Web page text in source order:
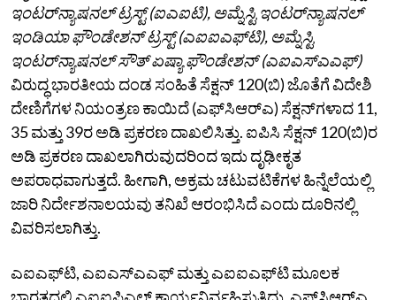
ಇಂಟರ್‌ನ್ಯಾಷನಲ್‌ ಟ್ರಸ್ಟ್‌ (ಐಎಐಟಿ), ಅಮ್ನೆಸ್ಟಿ ಇಂಟರ್‌ನ್ಯಾಷನಲ್‌
ಇಂಡಿಯಾ ಫೌಂಡೇಶನ್‌ ಟ್ರಸ್ಟ್‌ (ಎಐಐಎಫ್‌ಟಿ), ಅಮ್ನೆಸ್ಟಿ
ಇಂಟರ್‌ನ್ಯಾಷನಲ್‌ ಸೌತ್‌ ಏಷ್ಯಾ ಫೌಂಡೇಶನ್‌ (ಎಐಎಸ್‌ಎಎಫ್‌)
ವಿರುದ್ಧ ಭಾರತೀಯ ದಂಡ ಸಂಹಿತೆ ಸೆಕ್ಷನ್‌ 120(ಬಿ) ಜೊತೆಗೆ ವಿದೇಶಿ
ದೇಣಿಗೆಗಳ ನಿಯಂತ್ರಣ ಕಾಯಿದೆ (ಎಫ್‌ಸಿಆರ್‌ಎ) ಸೆಕ್ಷನ್‌ಗಳಾದ 11,
35 ಮತ್ತು 39ರ ಅಡಿ ಪ್ರಕರಣ ದಾಖಲಿಸಿತ್ತು. ಐಪಿಸಿ ಸೆಕ್ಷನ್‌ 120(ಬಿ)ರ
ಅಡಿ ಪ್ರಕರಣ ದಾಖಲಾಗಿರುವುದರಿಂದ ಇದು ದೃಢೀಕೃತ
ಅಪರಾಧವಾಗುತ್ತದೆ. ಹೀಗಾಗಿ, ಅಕ್ರಮ ಚಟುವಟಿಕೆಗಳ ಹಿನ್ನೆಲೆಯಲ್ಲಿ
ಜಾರಿ ನಿರ್ದೇಶನಾಲಯವು ತನಿಖೆ ಆರಂಭಿಸಿದೆ ಎಂದು ದೂರಿನಲ್ಲಿ
ವಿವರಿಸಲಾಗಿತ್ತು.
ಎಐಎಫ್‌ಟಿ, ಎಐಎಸ್‌ಎಎಫ್‌ ಮತ್ತು ಎಐಐಎಫ್‌ಟಿ ಮೂಲಕ
ಭಾರತದಲ್ಲಿ ಎಐಐಪಿಎಲ್‌ ಕಾರ್ಯನಿರ್ವಹಿಸುತ್ತಿದ್ದು, ಎಫ್‌ಸಿಆರ್‌ಎ